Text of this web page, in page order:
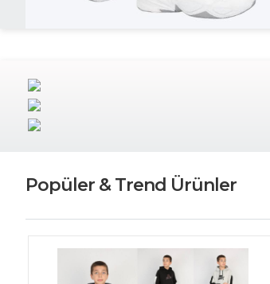
Popüler & Trend Ürünler